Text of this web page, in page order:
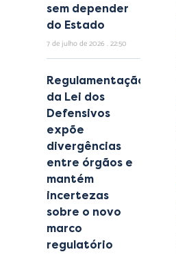
sem depender
do Estado
7 de julho de 2026 22:50
Regulamentação
da Lei dos
Defensivos
expõe
divergências
entre órgãos e
mantém
incertezas
sobre o novo
marco
regulatório